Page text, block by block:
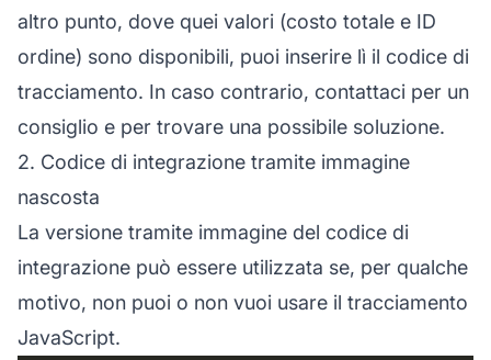
altro punto, dove quei valori (costo totale e ID
ordine) sono disponibili, puoi inserire lì il codice di
tracciamento. In caso contrario, contattaci per un
consiglio e per trovare una possibile soluzione.
2. Codice di integrazione tramite immagine
nascosta
La versione tramite immagine del codice di
integrazione può essere utilizzata se, per qualche
motivo, non puoi o non vuoi usare il tracciamento
JavaScript.